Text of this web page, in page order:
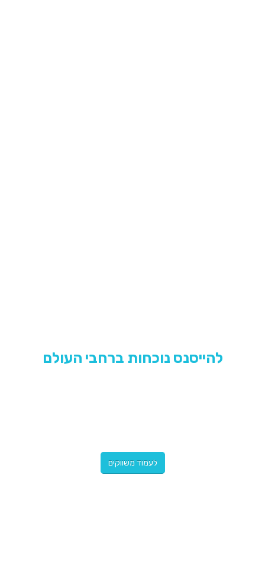
להייסנס נוכחות ברחבי העולם
לעמוד משווקים